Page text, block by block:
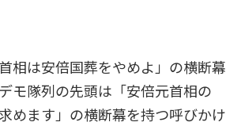
相は安倍国葬をやめよ」の横断幕
モ隊列の先頭は「安倍元首相の
めます」の横断幕を持つ呼びかけ